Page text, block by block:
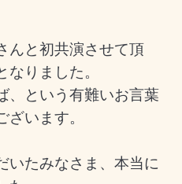
んと初共演させて頂
なりました。
、という有難いお言葉
ざいます。
いたみなさま、本当に